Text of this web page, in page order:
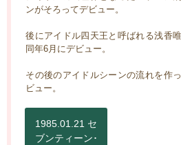
ンがそろってデビュー。
後にアイドル四天王と呼ばれる浅香
同年6月にデビュー。
その後のアイドルシーンの流れを作
ビュー。
1985.01.21 セ
ブンティーン･